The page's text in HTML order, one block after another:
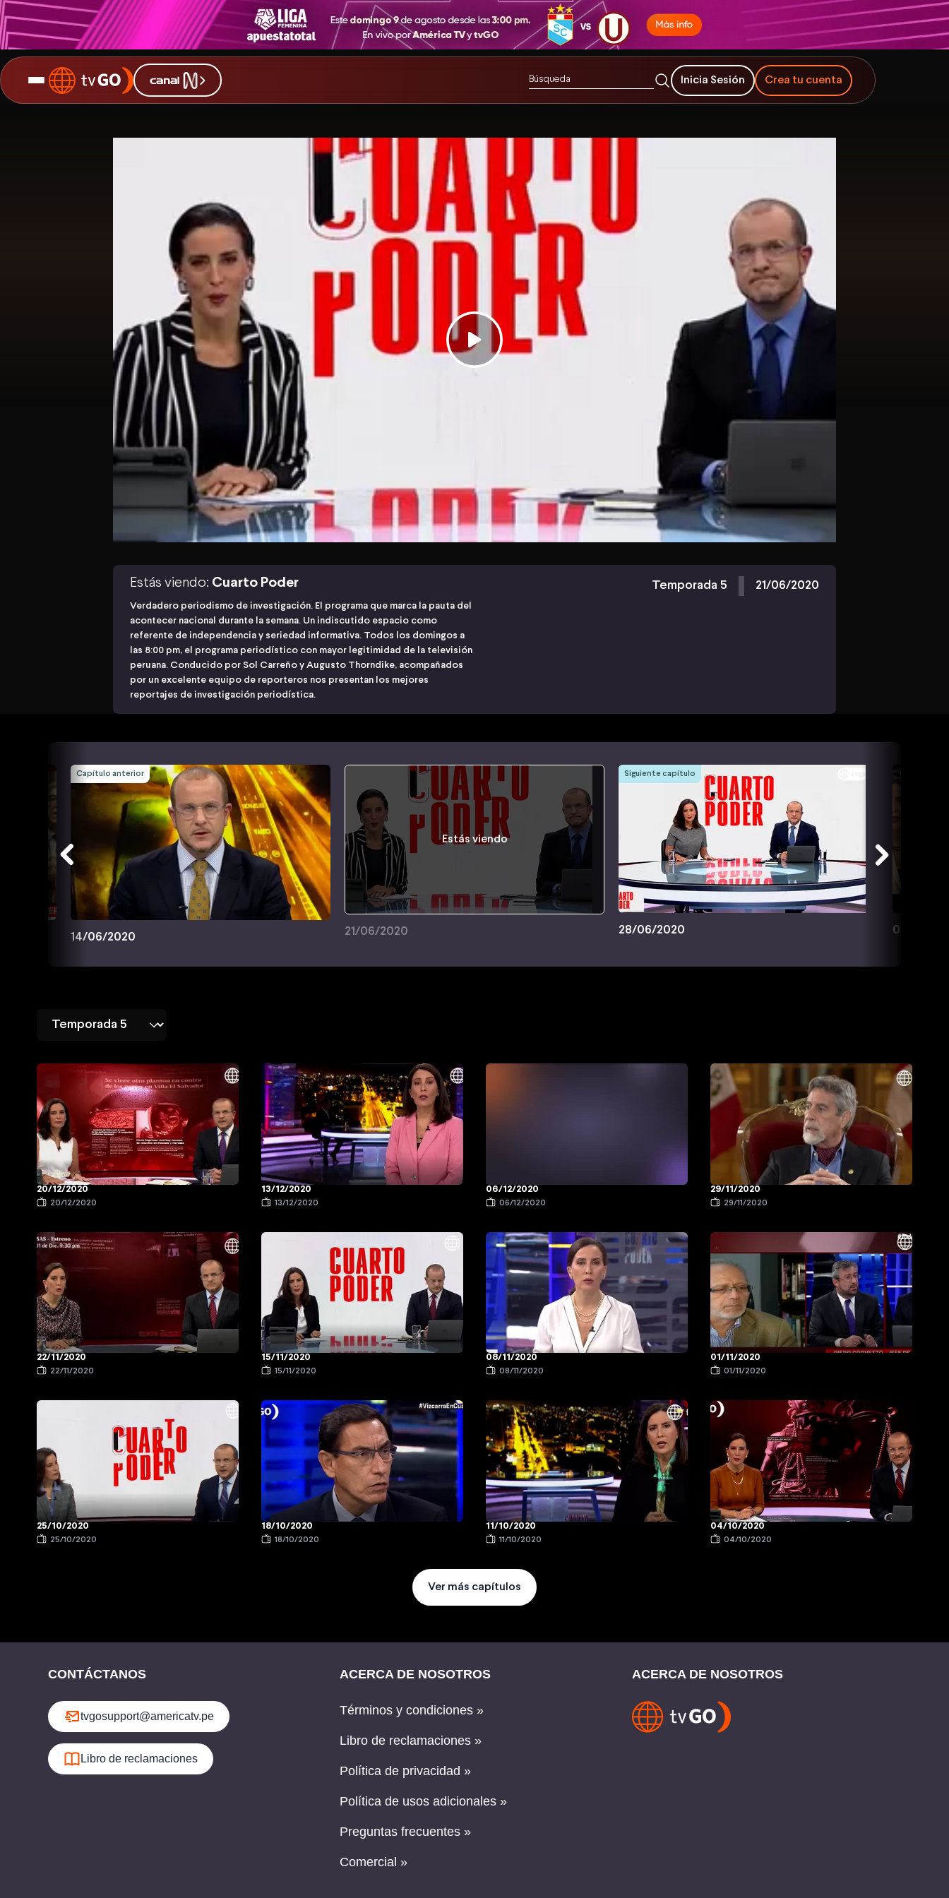
Inicia Sesión Crea tu cuenta
Estás viendo: Cuarto Poder
Verdadero periodismo de investigación. El programa que marca la pauta del
acontecer nacional durante la semana. Un indiscutido espacio como
referente de independencia y seriedad informativa. Todos los domingos a
las 8:00 pm, el programa periodístico con mayor legitimidad de la televisión
peruana. Conducido por Sol Carreño y Augusto Thorndike, acompañados
por un excelente equipo de reporteros nos presentan los mejores
reportajes de investigación periodística.
Temporada 5 21/06/2020
Capítulo anterior
14/06/2020
Estás viendo
21/06/2020
Siguiente capítulo
28/06/2020 05/07/
20/12/2020
20/12/2020
13/12/2020
13/12/2020
06/12/2020
06/12/2020
29/11/2020
29/11/2020
22/11/2020
22/11/2020
15/11/2020
15/11/2020
08/11/2020
08/11/2020
01/11/2020
01/11/2020
25/10/2020
25/10/2020
18/10/2020
18/10/2020
11/10/2020
11/10/2020
04/10/2020
04/10/2020
Ver más capítulos
CONTÁCTANOS
tvgosupport@americatv.pe
Libro de reclamaciones
ACERCA DE NOSOTROS
Términos y condiciones »
Libro de reclamaciones »
Política de privacidad »
Política de usos adicionales »
Preguntas frecuentes »
Comercial »
ACERCA DE NOSOTROS